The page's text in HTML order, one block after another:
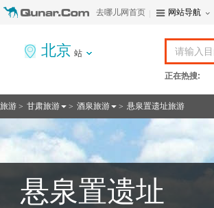
去哪儿网首页 网站导航
北京 站
正在热搜:
旅游 > 甘肃旅游 > 酒泉旅游 > 悬泉置遗址旅游
悬泉置遗址